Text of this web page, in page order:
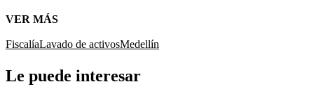
VER MÁS
FiscalíaLavado de activosMedellín
Le puede interesar